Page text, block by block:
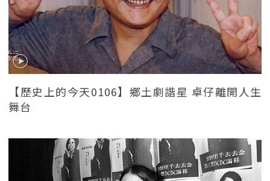
【歷史上的今天0106】鄉土劇諧星 卓仔離開人生
舞台